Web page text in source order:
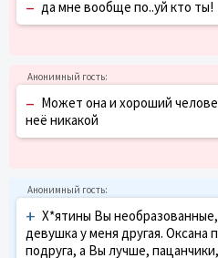
– да мне вообще по..уй кто ты!
– Может она и хороший
неё никакой
+ Х*ятины Вы
девушка у меня другая. Оксана
подруга, а Вы лучше,